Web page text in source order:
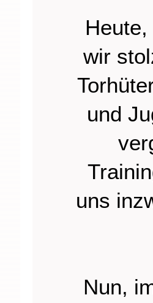
wir
und
uns
Nun,